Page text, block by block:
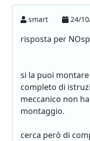
smart 24/
risposta per
si la puoi
completo di
meccanico non
montaggio.
cerca però di